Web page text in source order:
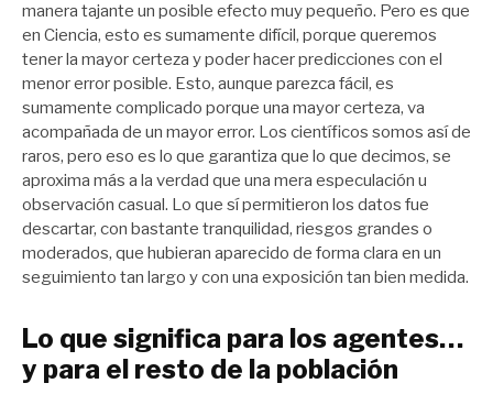
manera tajante un posible efecto muy pequeño. Pero es que
en Ciencia, esto es sumamente difícil, porque queremos
tener la mayor certeza y poder hacer predicciones con el
menor error posible. Esto, aunque parezca fácil, es
sumamente complicado porque una mayor certeza, va
acompañada de un mayor error. Los científicos somos así de
raros, pero eso es lo que garantiza que lo que decimos, se
aproxima más a la verdad que una mera especulación u
observación casual. Lo que sí permitieron los datos fue
descartar, con bastante tranquilidad, riesgos grandes o
moderados, que hubieran aparecido de forma clara en un
seguimiento tan largo y con una exposición tan bien medida.
Lo que significa para los agentes…
y para el resto de la población